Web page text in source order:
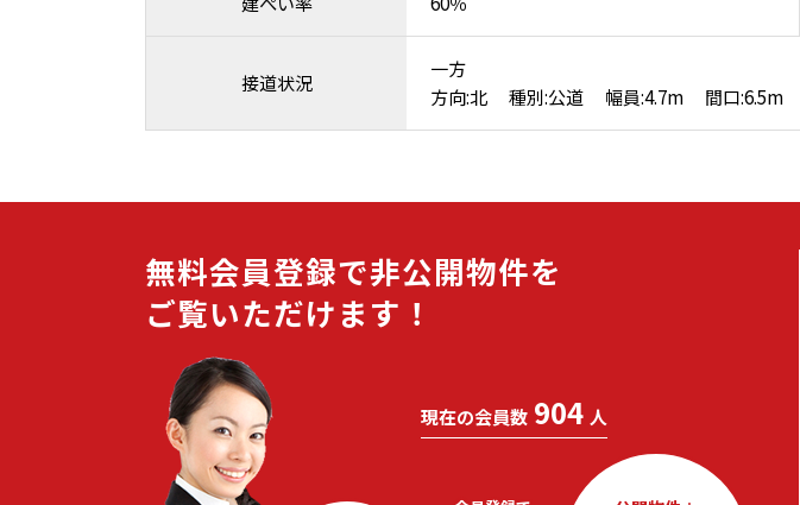
接道状況
一方
方向:北 種別:公道 幅員:4.7m 間口:6.5m
無料会員登録で非公開物件を
ご覧いただけます！
現在の会員数 904 人